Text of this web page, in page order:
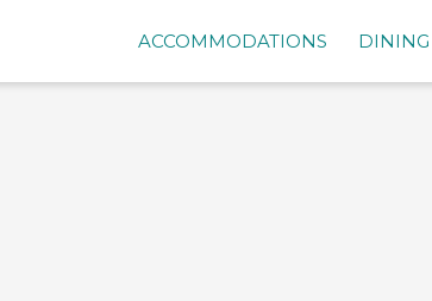
ACCOMMODATIONS DINING